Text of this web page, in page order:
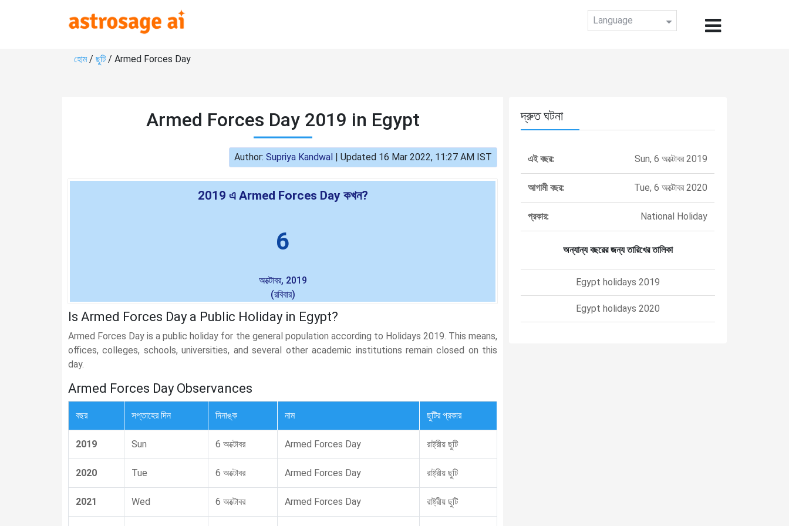
Language
হোম/ ছুটি/ Armed Forces Day
Armed Forces Day 2019 in Egypt
Author:Supriya Kandwal |Updated 16 Mar 2022, 11:27 AM IST
2019 এ Armed Forces Day কখন?
6
অক্টোবর, 2019
(রবিবার)
Is Armed Forces Day a Public Holiday in Egypt?
Armed Forces Day is a public holiday for the general population according to Holidays 2019. This means,
offices, colleges, schools, universities, and several other academic institutions remain closed on this
day.
Armed Forces Day Observances
বছর সপ্তাহের দিন দিনাঙ্ক নাম ছুটির প্রকার
2019 Sun 6 অক্টোবর Armed Forces Day রাষ্ট্রীয় ছুটি
2020 Tue 6 অক্টোবর Armed Forces Day রাষ্ট্রীয় ছুটি
2021 Wed 6 অক্টোবর Armed Forces Day রাষ্ট্রীয় ছুটি
দ্রুত ঘটনা
এই বছর: Sun, 6 অক্টোবর 2019
আগামী বছর: Tue, 6 অক্টোবর 2020
প্রকার: National Holiday
অন্যান্য বছরের জন্য তারিখের তালিকা
Egypt holidays 2019
Egypt holidays 2020